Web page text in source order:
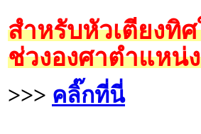
สำหรับหัวเตียงทิ
ช่วงองศาตำแหน่
>>> คลิ๊กที่นี่